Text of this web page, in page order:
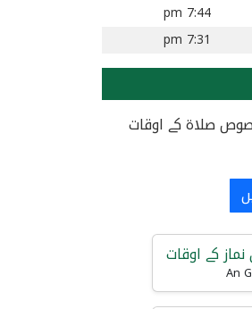
7:44 pm
7:31 pm
صلاۃ کے اوقات
An